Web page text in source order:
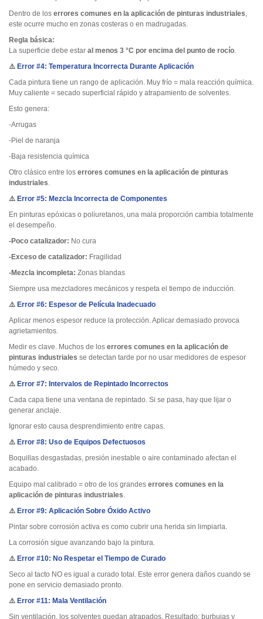
Dentro de los errores comunes en la aplicación de pinturas industriales,
este ocurre mucho en zonas costeras o en madrugadas.
Regla básica:
La superficie debe estar al menos 3 °C por encima del punto de rocío.
⚠️ Error #4: Temperatura Incorrecta Durante Aplicación
Cada pintura tiene un rango de aplicación. Muy frío = mala reacción química.
Muy caliente = secado superficial rápido y atrapamiento de solventes.
Esto genera:
-Arrugas
-Piel de naranja
-Baja resistencia química
Otro clásico entre los errores comunes en la aplicación de pinturas
industriales.
⚠️ Error #5: Mezcla Incorrecta de Componentes
En pinturas epóxicas o poliuretanos, una mala proporción cambia totalmente
el desempeño.
-Poco catalizador: No cura
-Exceso de catalizador: Fragilidad
-Mezcla incompleta: Zonas blandas
Siempre usa mezcladores mecánicos y respeta el tiempo de inducción.
⚠️ Error #6: Espesor de Película Inadecuado
Aplicar menos espesor reduce la protección. Aplicar demasiado provoca
agrietamientos.
Medir es clave. Muchos de los errores comunes en la aplicación de
pinturas industriales se detectan tarde por no usar medidores de espesor
húmedo y seco.
⚠️ Error #7: Intervalos de Repintado Incorrectos
Cada capa tiene una ventana de repintado. Si se pasa, hay que lijar o
generar anclaje.
Ignorar esto causa desprendimiento entre capas.
⚠️ Error #8: Uso de Equipos Defectuosos
Boquillas desgastadas, presión inestable o aire contaminado afectan el
acabado.
Equipo mal calibrado = otro de los grandes errores comunes en la
aplicación de pinturas industriales.
⚠️ Error #9: Aplicación Sobre Óxido Activo
Pintar sobre corrosión activa es como cubrir una herida sin limpiarla.
La corrosión sigue avanzando bajo la pintura.
⚠️ Error #10: No Respetar el Tiempo de Curado
Seco al tacto NO es igual a curado total. Este error genera daños cuando se
pone en servicio demasiado pronto.
⚠️ Error #11: Mala Ventilación
Sin ventilación, los solventes quedan atrapados. Resultado: burbujas y